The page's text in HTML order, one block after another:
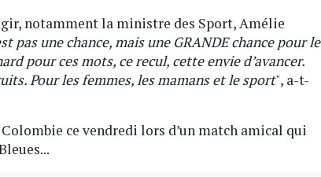
notamment la ministre des Sport, Amélie
pas une chance, mais une GRANDE chance pour le
pour ces mots, ce recul, cette envie d’avancer.
Pour les femmes, les mamans et le sport", a-t-
ce vendredi lors d’un match amical qui